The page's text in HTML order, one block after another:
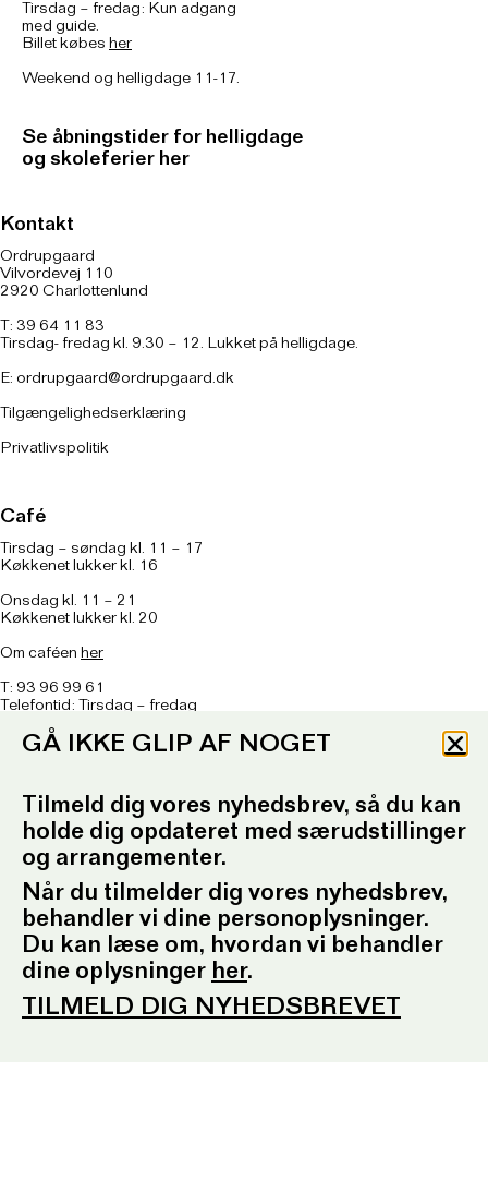
Tirsdag – fredag: Kun adgang
med guide.
Billet købes her
Weekend og helligdage 11-17.
Se åbningstider for helligdage
og skoleferier her
Kontakt
Ordrupgaard
Vilvordevej 110
2920 Charlottenlund
T: 39 64 11 83
Tirsdag- fredag kl. 9.30 – 12. Lukket på helligdage.
E: ordrupgaard@ordrupgaard.dk
Tilgængelighedserklæring
Privatlivspolitik
Café
Tirsdag – søndag kl. 11 – 17
Køkkenet lukker kl. 16
Onsdag kl. 11 – 21
Køkkenet lukker kl. 20
Om caféen her
T: 93 96 99 61
Telefontid: Tirsdag – fredag
kl. 10.30-12.30 og kl. 16.30-17.30
Presserum
Pressemeddelelser
Presseansvarlig
Fotobestilling
Sociale medier
Facebook
Instagram
GÅ IKKE GLIP AF NOGET
Tilmeld dig vores nyhedsbrev, så du kan
holde dig opdateret med særudstillinger
og arrangementer.
Når du tilmelder dig vores nyhedsbrev,
behandler vi dine personoplysninger.
Du kan læse om, hvordan vi behandler
dine oplysninger her.
TILMELD DIG NYHEDSBREVET